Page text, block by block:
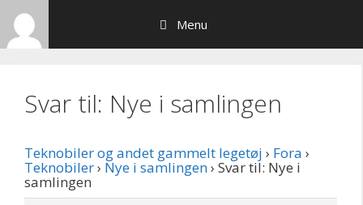
Hop
indhold
Menu
Svar til: Nye i samlingen
Teknobiler og andet gammelt legetøj › Fora ›
Teknobiler› Nye i samlingen› Svar til: Nye i
samlingen